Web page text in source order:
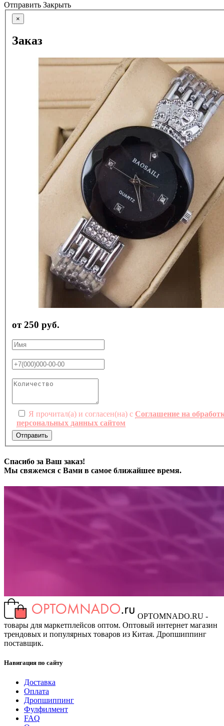
Отправить Закрыть
×
Заказ
от 250 руб.
Я прочитал(а) и согласен(на) с Соглашение на
персональных данных сайтом
Отправить
Спасибо за Ваш заказ!
Мы свяжемся с Вами в самое ближайшее время.
OPTOMNADO.RU -
товары для маркетплейсов оптом. Оптовый интернет магазин
трендовых и популярных товаров из Китая. Дропшиппинг
поставщик.
Навигация по сайту
Доставка
Оплата
Дропшиппинг
Фулфилмент
FAQ